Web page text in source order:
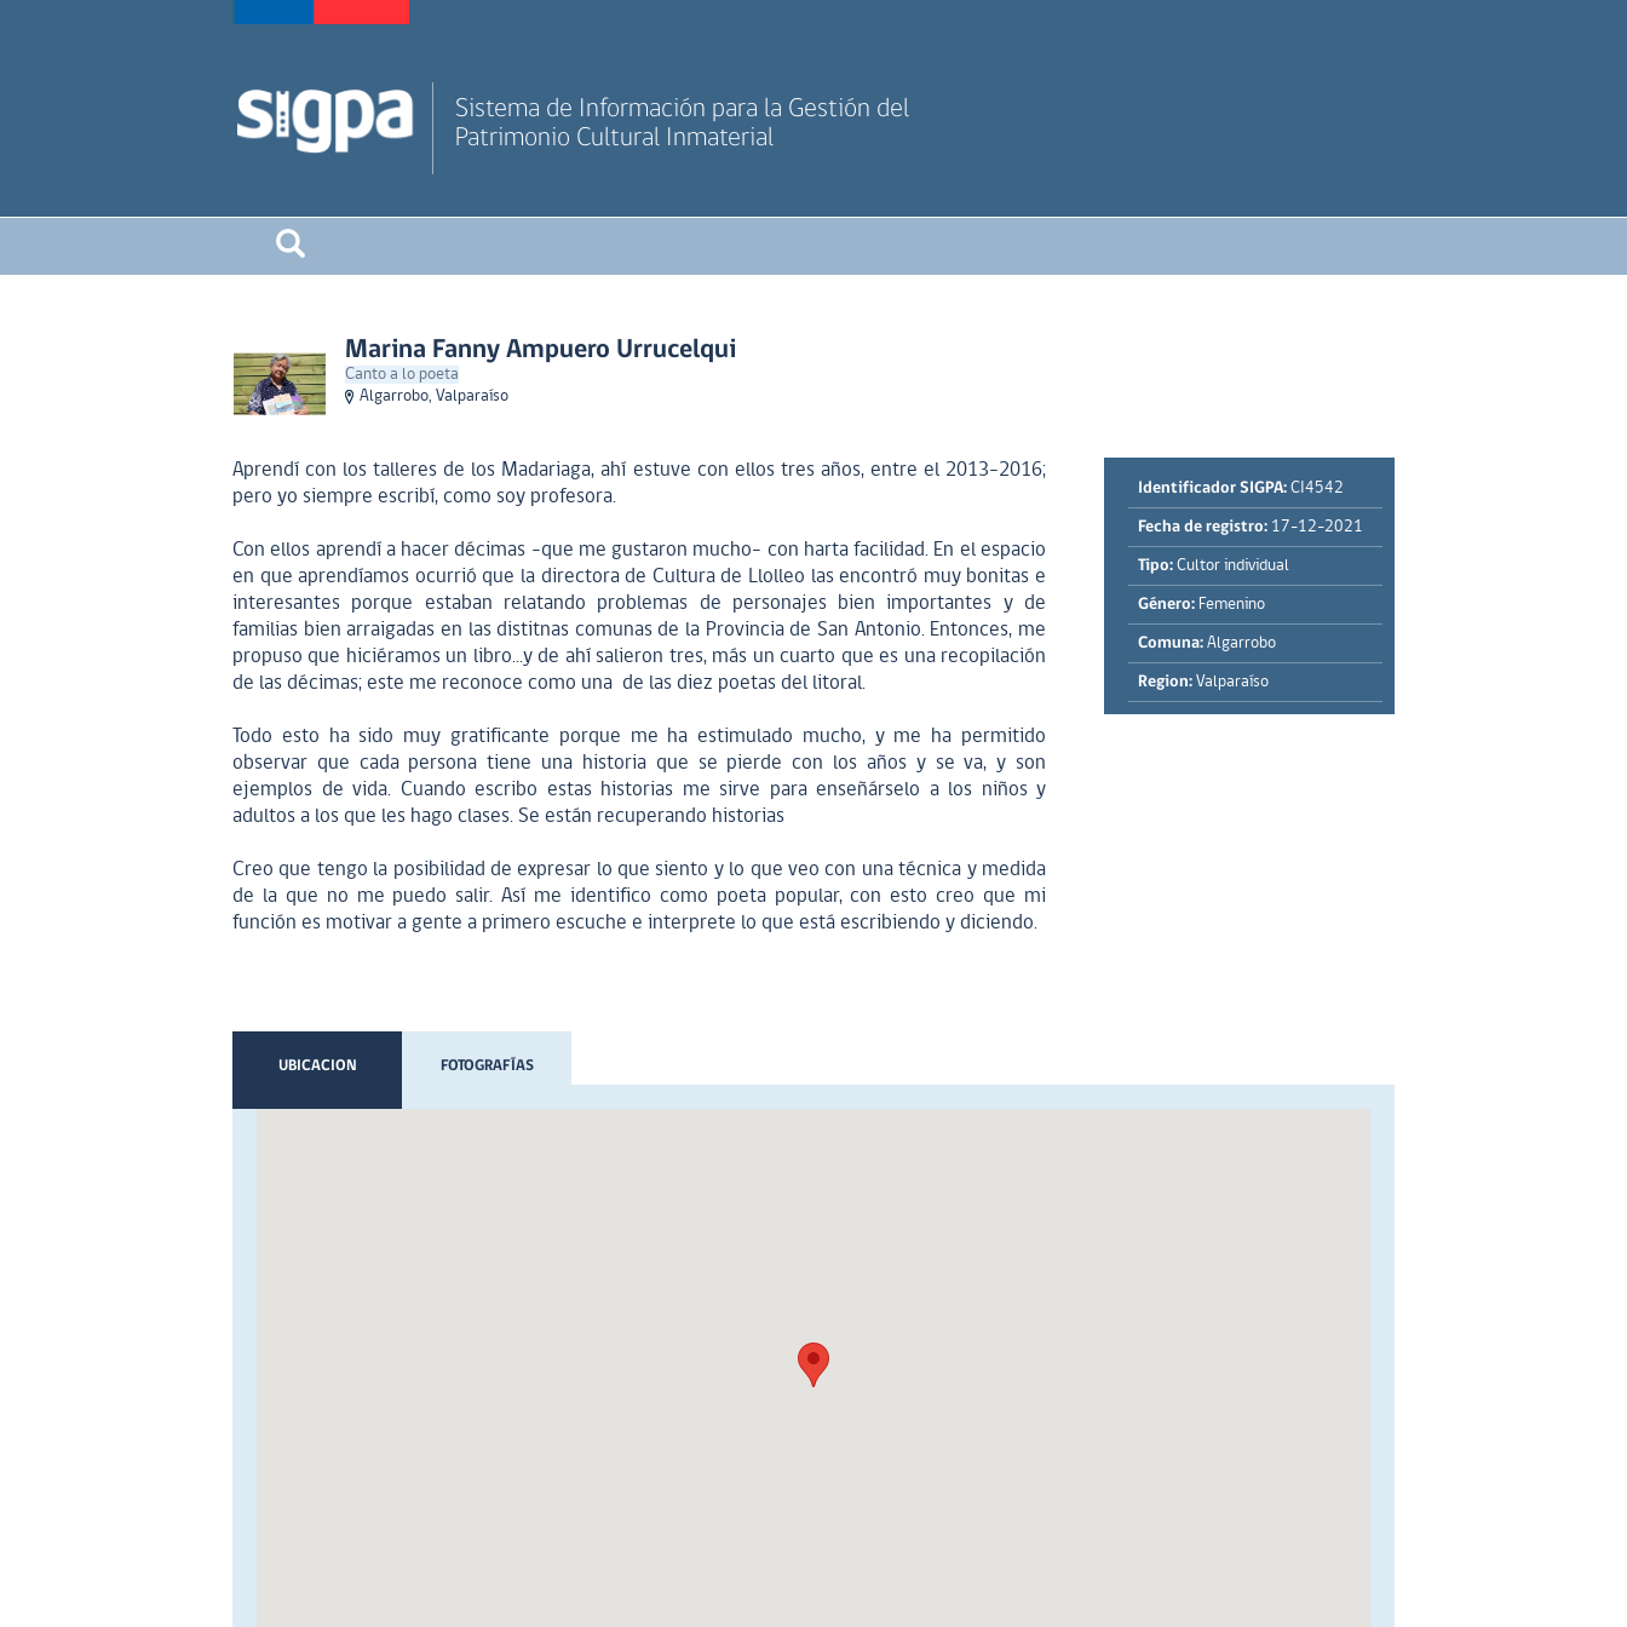
Sistema de Información para la Gestión del
Patrimonio Cultural Inmaterial
Marina Fanny Ampuero Urrucelqui
Canto a lo poeta
Algarrobo, Valparaíso
Aprendí con los talleres de los Madariaga, ahí estuve con ellos tres años, entre el 2013-2016;
pero yo siempre escribí, como soy profesora.
Con ellos aprendí a hacer décimas -que me gustaron mucho- con harta facilidad. En el espacio
en que aprendíamos ocurrió que la directora de Cultura de Llolleo las encontró muy bonitas e
interesantes porque estaban relatando problemas de personajes bien importantes y de
familias bien arraigadas en las distitnas comunas de la Provincia de San Antonio. Entonces, me
propuso que hiciéramos un libro...y de ahí salieron tres, más un cuarto que es una recopilación
de las décimas; este me reconoce como una de las diez poetas del litoral.
Todo esto ha sido muy gratificante porque me ha estimulado mucho, y me ha permitido
observar que cada persona tiene una historia que se pierde con los años y se va, y son
ejemplos de vida. Cuando escribo estas historias me sirve para enseñárselo a los niños y
adultos a los que les hago clases. Se están recuperando historias
Creo que tengo la posibilidad de expresar lo que siento y lo que veo con una técnica y medida
de la que no me puedo salir. Así me identifico como poeta popular, con esto creo que mi
función es motivar a gente a primero escuche e interprete lo que está escribiendo y diciendo.
Identificador SIGPA: CI4542
Fecha de registro: 17-12-2021
Tipo: Cultor individual
Género: Femenino
Comuna: Algarrobo
Region: Valparaíso
UBICACION FOTOGRAFÍAS